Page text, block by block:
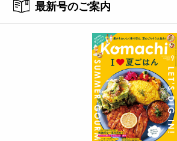
最新号のご案内